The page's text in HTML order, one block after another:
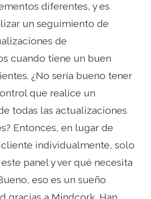
diferentes, y es
un seguimiento de
de
cuando tiene un buen
¿No sería bueno tener
que realice un
todas las actualizaciones
Entonces, en lugar de
individualmente, solo
panel y ver qué necesita
eso es un sueño